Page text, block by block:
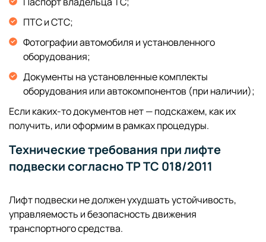
ПТС и СТС;
Фотографии автомобиля и установленного
оборудования;
Документы на установленные комплекты
оборудования или автокомпонентов (при наличии);
Если каких-то документов нет — подскажем, как их
получить, или оформим в рамках процедуры.
Технические требования при лифте
подвески согласно ТР ТС 018/2011
Лифт подвески не должен ухудшать устойчивость,
управляемость и безопасность движения
транспортного средства.